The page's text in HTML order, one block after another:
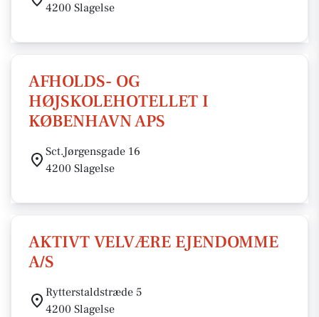
4200 Slagelse
AFHOLDS- OG
HØJSKOLEHOTELLET I
KØBENHAVN APS
Sct.Jørgensgade 16
4200 Slagelse
AKTIVT VELVÆRE EJENDOMME
A/S
Rytterstaldstræde 5
4200 Slagelse